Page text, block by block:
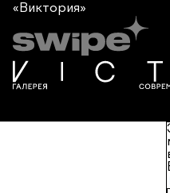
«Виктория»